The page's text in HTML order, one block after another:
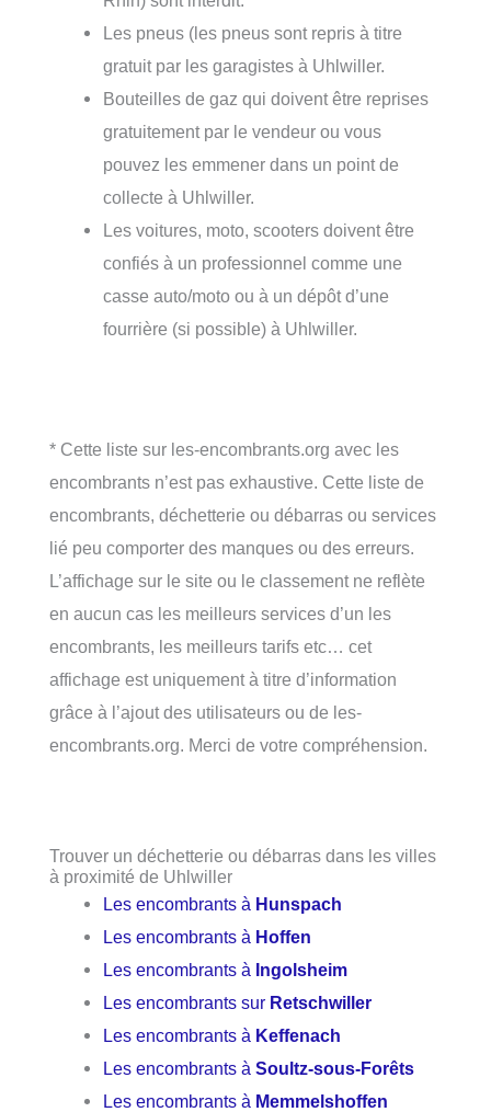
Les pneus (les pneus sont repris à titre
gratuit par les garagistes à Uhlwiller.
Bouteilles de gaz qui doivent être reprises
gratuitement par le vendeur ou vous
pouvez les emmener dans un point de
collecte à Uhlwiller.
Les voitures, moto, scooters doivent être
confiés à un professionnel comme une
casse auto/moto ou à un dépôt d’une
fourrière (si possible) à Uhlwiller.
* Cette liste sur les-encombrants.org avec les
encombrants n’est pas exhaustive. Cette liste de
encombrants, déchetterie ou débarras ou services
lié peu comporter des manques ou des erreurs.
L’affichage sur le site ou le classement ne reflète
en aucun cas les meilleurs services d’un les
encombrants, les meilleurs tarifs etc… cet
affichage est uniquement à titre d’information
grâce à l’ajout des utilisateurs ou de les-
encombrants.org. Merci de votre compréhension.
Trouver un déchetterie ou débarras dans les villes
à proximité de Uhlwiller
Les encombrants à Hunspach
Les encombrants à Hoffen
Les encombrants à Ingolsheim
Les encombrants sur Retschwiller
Les encombrants à Keffenach
Les encombrants àSoultz-sous-Forêts
Les encombrants à Memmelshoffen